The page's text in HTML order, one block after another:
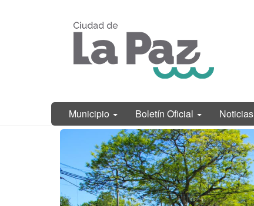
de La Paz,
Entre Ríos
Municipio Boletín Oficial Noticias
Contenido
principal